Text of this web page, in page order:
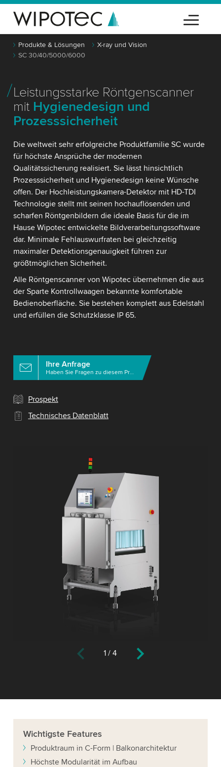
Produkte & Lösungen
X-ray und Vision
SC 30/40/5000/6000
Leistungsstarke Röntgenscanner
mit Hygienedesign und
Prozesssicherheit
Die weltweit sehr erfolgreiche Produktfamilie SC wurde
für höchste Ansprüche der modernen
Qualitätssicherung realisiert. Sie lässt hinsichtlich
Prozesssicherheit und Hygienedesign keine Wünsche
offen. Der Hochleistungskamera-Detektor mit HD-TDI
Technologie stellt mit seinen hochauflösenden und
scharfen Röntgenbildern die ideale Basis für die im
Hause Wipotec entwickelte Bildverarbeitungssoftware
dar. Minimale Fehlauswurfraten bei gleichzeitig
maximaler Detektionsgenauigkeit führen zur
größtmöglichen Sicherheit.
Alle Röntgenscanner von Wipotec übernehmen die aus
der Sparte Kontrollwaagen bekannte komfortable
Bedienoberfläche. Sie bestehen komplett aus Edelstahl
und erfüllen die Schutzklasse IP 65.
Ihre Anfrage
Haben Sie Fragen zu diesem Produkt?
Prospekt
Technisches Datenblatt
1 /4
Wichtigste Features
Produktraum in C-Form | Balkonarchitektur
Höchste Modularität im Aufbau